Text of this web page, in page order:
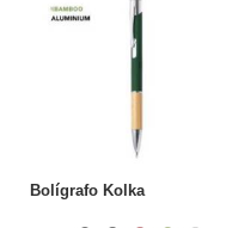
Bolígrafo Kolka